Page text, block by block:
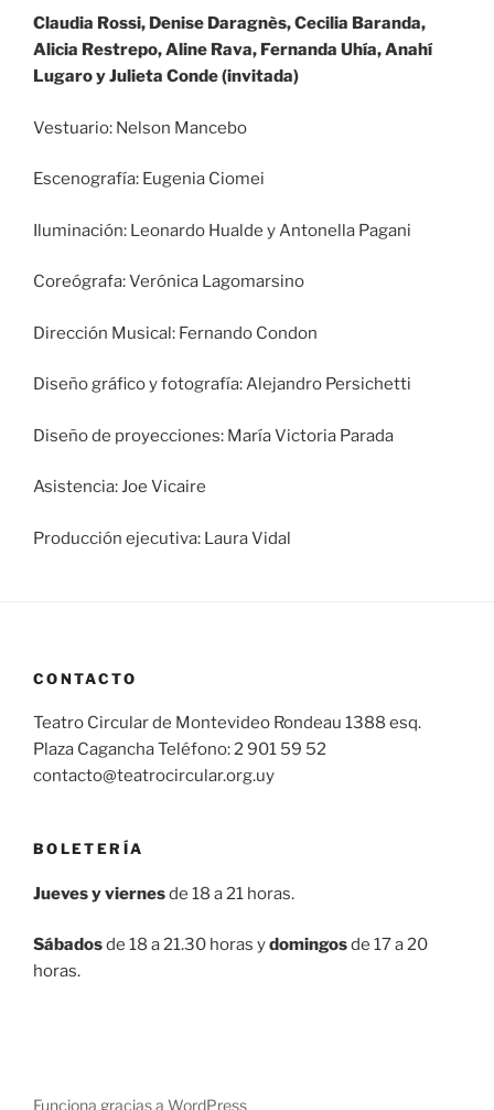
Claudia Rossi, Denise Daragnès, Cecilia Baranda,
Alicia Restrepo, Aline Rava, Fernanda Uhía, Anahí
Lugaro y Julieta Conde (invitada)
Vestuario: Nelson Mancebo
Escenografía: Eugenia Ciomei
Iluminación: Leonardo Hualde y Antonella Pagani
Coreógrafa: Verónica Lagomarsino
Dirección Musical: Fernando Condon
Diseño gráfico y fotografía: Alejandro Persichetti
Diseño de proyecciones: María Victoria Parada
Asistencia: Joe Vicaire
Producción ejecutiva: Laura Vidal
CONTACTO
Teatro Circular de Montevideo Rondeau 1388 esq.
Plaza Cagancha Teléfono: 2 901 59 52
contacto@teatrocircular.org.uy
BOLETERÍA
Jueves y viernesde 18 a 21 horas.
Sábadosde 18 a 21.30 horas ydomingosde 17 a 20
horas.
Funciona gracias a WordPress